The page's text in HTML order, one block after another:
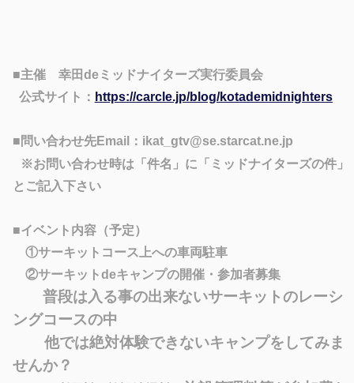
■主催 幸田deミッドナイターズ実行委員会
公式サイト： https://carcle.jp/blog/kotademidnighters
■問い合わせ先Email：ikat_gtv@se.starcat.ne.jp
※お問い合わせ時は「件名」に「ミッドナイターズの件」
と ご記入下さい
■イベント内容（予定）
①サーキットコース上への車両駐車
②サーキットdeキャンプの開催・参加者募集
普段は入る事の出来ないサーキットのレーシ
ングコースの中
他では絶対体験できないキャンプをしてみま
せんか？